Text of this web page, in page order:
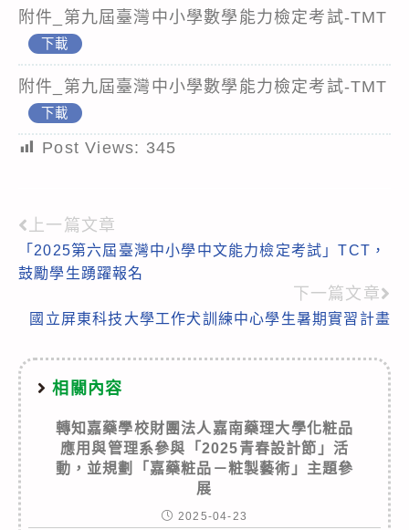
附件_第九屆臺灣中小學數學能力檢定考試-TMT
下載
附件_第九屆臺灣中小學數學能力檢定考試-TMT
下載
Post Views: 345
Read
more
上一篇文章
「2025第六屆臺灣中小學中文能力檢定考試」TCT，
鼓勵學生踴躍報名
下一篇文章
國立屏東科技大學工作犬訓練中心學生暑期實習計畫
相關內容
轉知嘉藥學校財團法人嘉南藥理大學化粧品
應用與管理系參與「2025青春設計節」活
動，並規劃「嘉藥粧品－粧製藝術」主題參
展
2025-04-23